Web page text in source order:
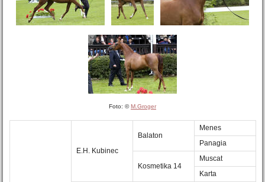
Foto: ©M.Groger
E.H. Kubinec
Balaton
Menes
Panagia
Kosmetika 14
Muscat
Karta